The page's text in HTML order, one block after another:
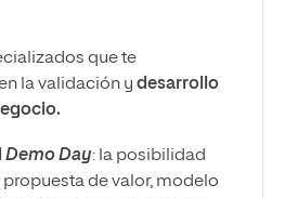
que te
la validación y desarrollo
Demo Day: la posibilidad
propuesta de valor, modelo